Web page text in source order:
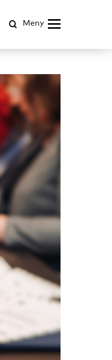
Meny